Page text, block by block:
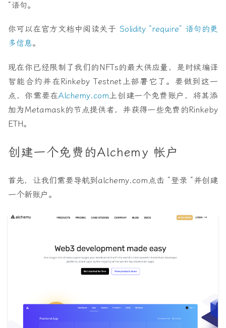
“语句。
你可以在官方文档中阅读关于 Solidity “require” 语句的更
多信息。
现在你已经限制了我们的NFTs的最大供应量，是时候编译
智能合约并在Rinkeby Testnet上部署它了。要做到这一
点，你需要在Alchemy.com 上创建一个免费账户，将其添
加为Metamask的节点提供者，并获得一些免费的Rinkeby
ETH。
创建一个免费的Alchemy 帐户
首先，让我们需要导航到alchemy.com点击 “登录 “并创建
一个新账户。